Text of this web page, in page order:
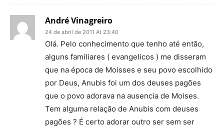
André Vinagreiro
24 de abril de 2011 At 23:40
Olá. Pelo conhecimento que tenho até então,
alguns familiares ( evangelicos ) me disseram
que na época de Moisses e seu povo escolhido
por Deus, Anubis foi um dos deuses pagões
que o povo adorava na ausencia de Moises.
Tem alguma relação de Anubis com deuses
pagões ? É certo adorar outro ser sem ser